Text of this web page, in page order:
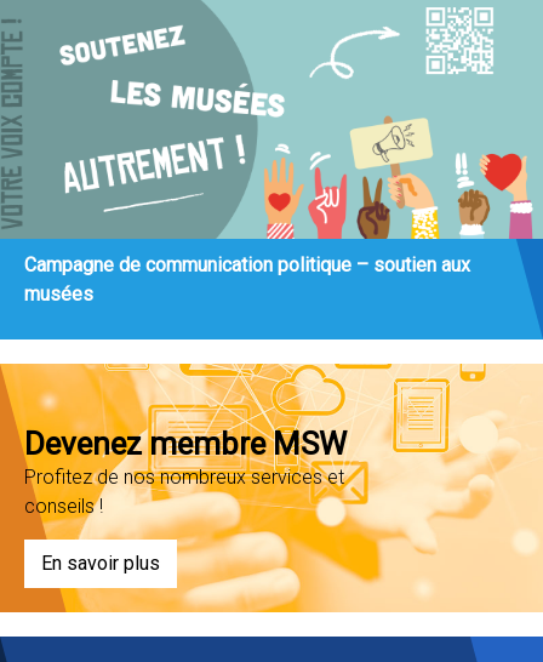
Campagne de communication politique – soutien aux
musées
Devenez membre MSW
Profitez de nos nombreux services et
conseils !
En savoir plus